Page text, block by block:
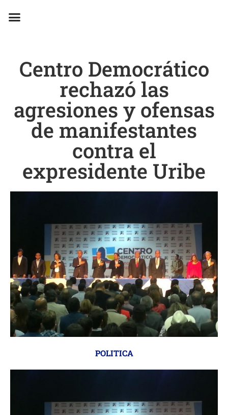
Centro Democrático
rechazó las
agresiones y ofensas
de manifestantes
contra el
expresidente Uribe
POLITICA